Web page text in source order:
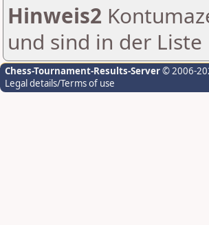
Hinweis2
und sind in der
Chess-Tournament-Results-Server© 2006-
Legal details/Terms of use